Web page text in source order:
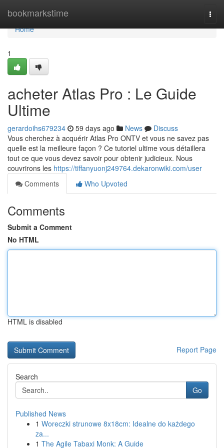
bookmarkstime
Home
Home
1
acheter Atlas Pro : Le Guide
Ultime
gerardoihs679234 59 days ago News
Discuss
Vous cherchez à acquérir Atlas Pro ONTV et vous ne savez pas
quelle est la meilleure façon ? Ce tutoriel ultime vous détaillera
tout ce que vous devez savoir pour obtenir judicieux. Nous
couvrirons les https://tiffanyuonj249764.dekaronwiki.com/user
Comments
Who Upvoted
Comments
Submit a Comment
No HTML
HTML is disabled
Report Page
Search
Go
Published News
1 Woreczki strunowe 8x18cm: Idealne do każdego
za...
1 The Agile Tabaxi Monk: A Guide